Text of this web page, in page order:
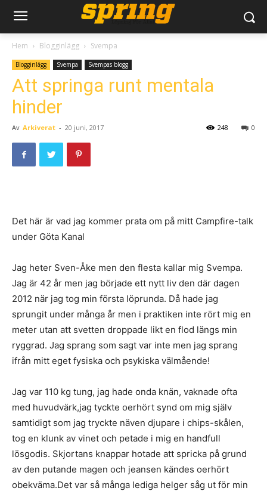
Hem Blogginlägg Svempa
Blogginlägg Svempa Svempas blogg
Att springa runt mentala
hinder
Av Arkiverat - 20 juni, 2017 0
248
Det här är vad jag kommer prata om på mitt Campfire-talk
under Göta Kanal
Jag heter Sven-Åke men den flesta kallar mig Svempa.
Jag är 42 år men jag började ett nytt liv den där dagen
2012 när jag tog min första löprunda. Då hade jag
sprungit under många år men i praktiken inte rört mig en
meter utan att svetten droppade likt en flod längs min
ryggrad. Jag sprang som sagt var inte men jag sprang
ifrån mitt eget fysiska och psykiska välmående!
Jag var 110 kg tung, jag hade onda knän, vaknade ofta
med huvudvärk,jag tyckte oerhört synd om mig själv
samtidigt som jag tryckte näven djupare i chips-skålen,
tog en klunk av vinet och petade i mig en handfull
lösgodis. Skjortans knappar hotade att spricka på grund
av den putande magen och jeansen kändes oerhört
obekväma.Det var så många lediga helger såg ut för min